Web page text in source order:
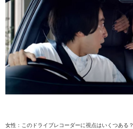
女性：このドライブレコーダーに視点はいくつある？